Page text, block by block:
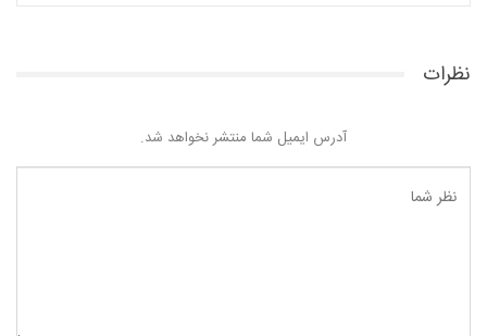
نظرات
آدرس ایمیل شما منتشر نخواهد شد.